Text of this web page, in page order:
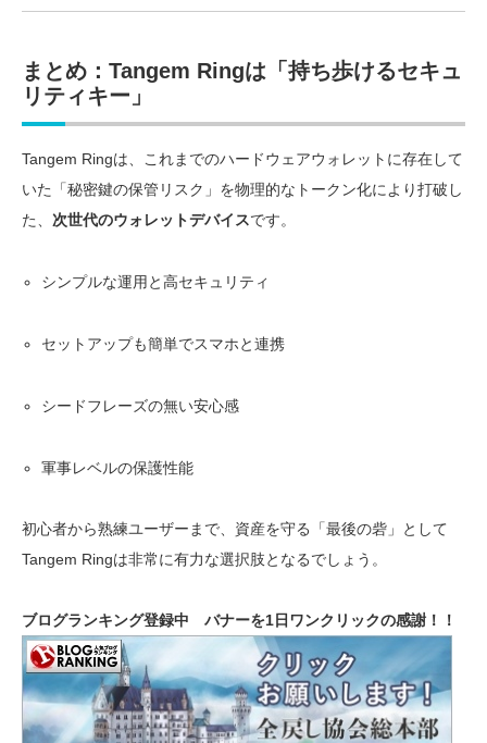
まとめ：Tangem Ringは「持ち歩けるセキュ
リティキー」
Tangem Ringは、これまでのハードウェアウォレットに存在して
いた「秘密鍵の保管リスク」を物理的なトークン化により打破し
た、 次世代のウォレットデバイスです。
シンプルな運用と高セキュリティ
セットアップも簡単でスマホと連携
シードフレーズの無い安心感
軍事レベルの保護性能
初心者から熟練ユーザーまで、資産を守る「最後の砦」として
Tangem Ringは非常に有力な選択肢となるでしょう。
ブログランキング登録中 バナーを1日ワンクリックの感謝！！